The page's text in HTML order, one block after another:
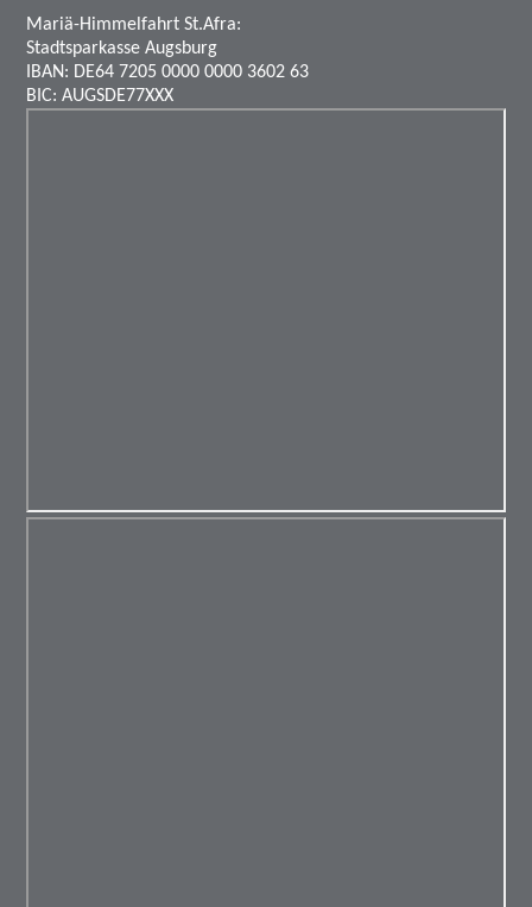
Mariä-Himmelfahrt St.Afra:
Stadtsparkasse Augsburg
IBAN: DE64 7205 0000 0000 3602 63
BIC: AUGSDE77XXX